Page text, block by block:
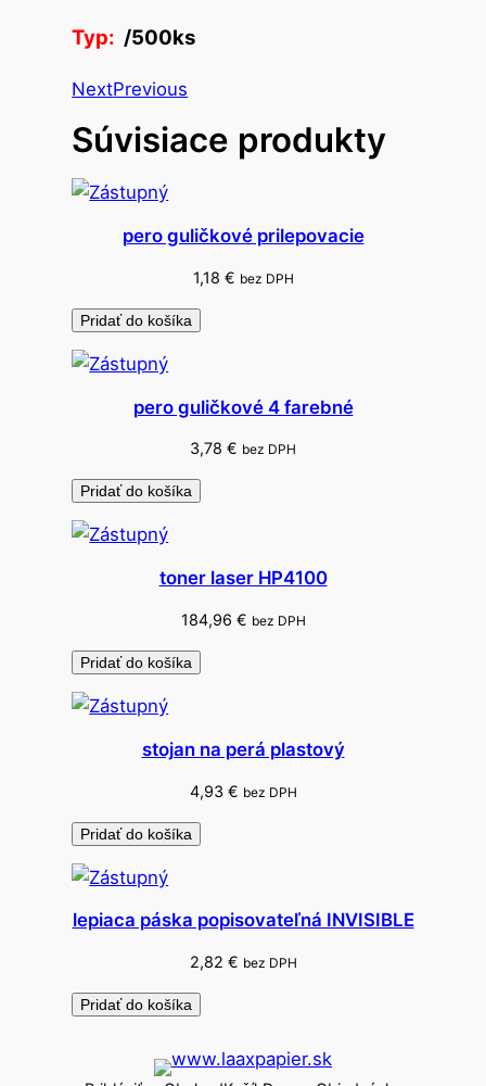
r
e
k
n
h
m
b
u
g
r
Typ: /500ks
NextPrevious
Súvisiace produkty
pero guličkové prilepovacie
1,18 € bez DPH
Pridať do košíka
pero guličkové 4 farebné
3,78 € bez DPH
Pridať do košíka
toner laser HP4100
184,96 € bez DPH
Pridať do košíka
stojan na perá plastový
4,93 € bez DPH
Pridať do košíka
lepiaca páska popisovateľná INVISIBLE
2,82 € bez DPH
Pridať do košíka